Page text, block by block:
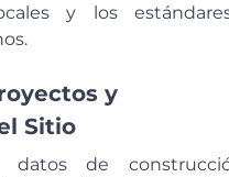
y los
y
Sitio
datos de